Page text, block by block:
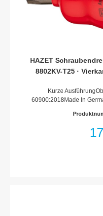
HAZET
8802KV-T25 ·
Kurze
60900:2018Made In
T25Abmessungen /